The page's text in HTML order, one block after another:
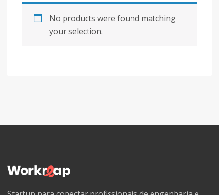
No products were found matching
your selection.